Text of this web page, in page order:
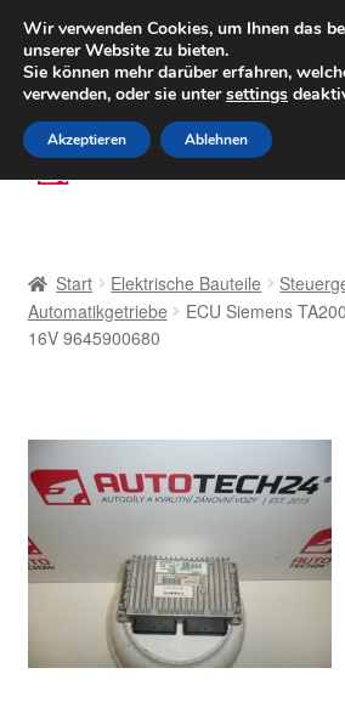
LIEFERUNG ab
Weltweiter
(800) 500 564Mo-Fr
Zur
Navigation
Zum
Inhalt
AGB
Datenschutz-Bestimmungen
Impressum
Start Elektrische Bauteile
Automatikgetriebe
ECU Siemens
16V 9645900680
Wir verwenden Cookies, um Ihnen das
unserer Website zu bieten.
Sie können mehr darüber erfahren,
verwenden, oder sie untersettings
Akzeptieren Ablehnen